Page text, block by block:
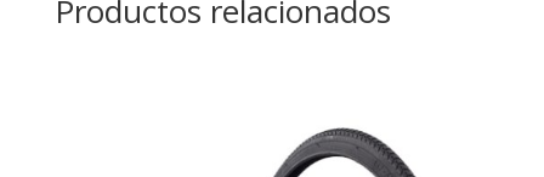
Productos relacionados